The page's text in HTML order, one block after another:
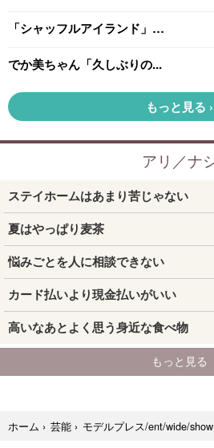
ホーム › 芸能 › モデルプレス/ent/wide/show